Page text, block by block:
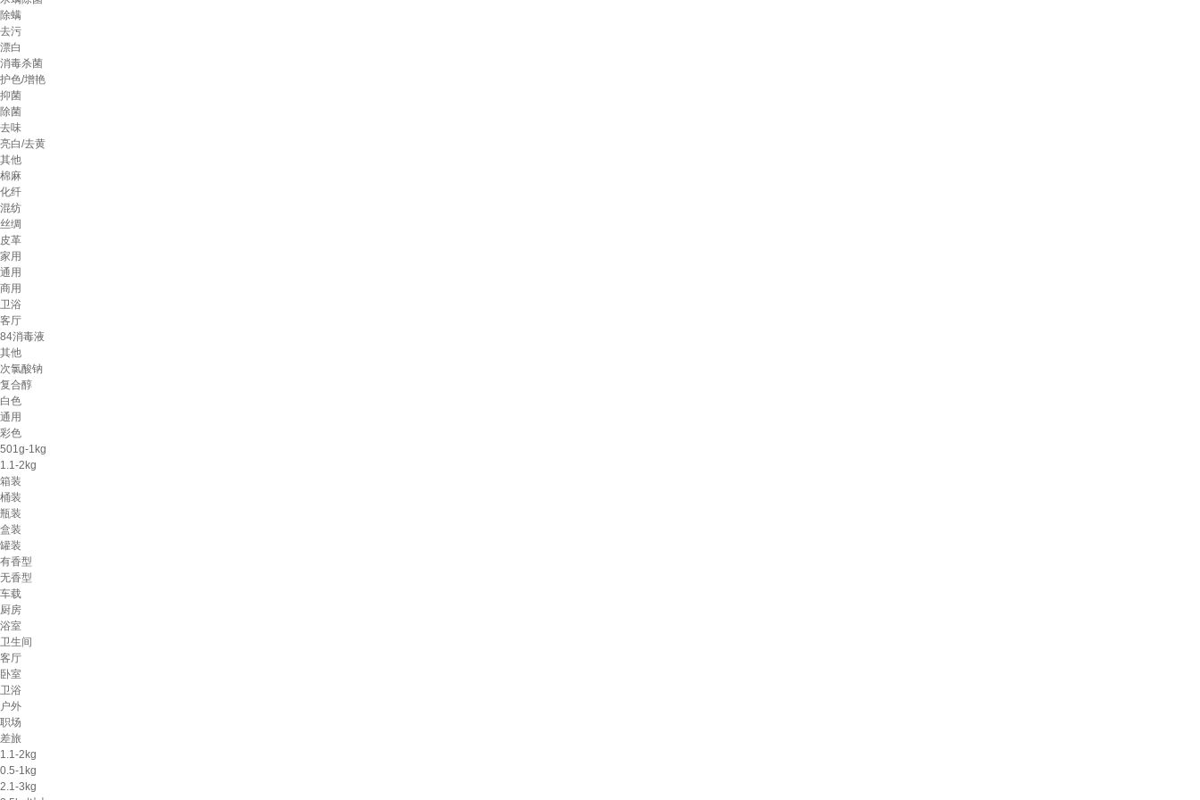
除螨
去污
漂白
消毒杀菌
护色/增艳
抑菌
除菌
去味
亮白/去黄
其他
棉麻
化纤
混纺
丝绸
皮革
家用
通用
商用
卫浴
客厅
84消毒液
其他
次氯酸钠
复合醇
白色
通用
彩色
501g-1kg
1.1-2kg
箱装
桶装
瓶装
盒装
罐装
有香型
无香型
车载
厨房
浴室
卫生间
客厅
卧室
卫浴
户外
职场
差旅
1.1-2kg
0.5-1kg
2.1-3kg